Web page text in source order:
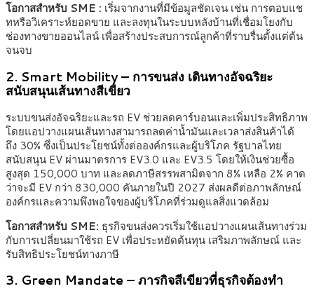
โอกาสสำหรับ SME : เริ่มจากงานที่มีข้อมูลชัดเจน เช่น การตอบแช
ทหรือวิเคราะห์ยอดขาย และลงทุนในระบบหลังบ้านที่เชื่อมโยงกับ
ช่องทางขายออนไลน์ เพื่อสร้างประสบการณ์ลูกค้าที่ราบรื่นตั้งแต่ต้น
จนจบ
2. Smart Mobility – การขนส่ง เดินทางอัจฉริยะ
สนับสนุนเส้นทางสีเขียว
ระบบขนส่งอัจฉริยะและรถ EV ช่วยลดคาร์บอนและเพิ่มประสิทธิภาพ
โดยแอปวางแผนเส้นทางสามารถลดค่าน้ำมันและเวลาส่งสินค้าได้
ถึง 30% ซึ่งเป็นประโยชน์ทั้งต่อองค์กรและผู้บริโภค รัฐบาลไทย
สนับสนุน EV ผ่านมาตรการ EV3.0 และ EV3.5 โดยให้เงินช่วยซื้อ
สูงสุด 150,000 บาท และลดภาษีสรรพสามิตจาก 8% เหลือ 2% คาด
ว่าจะมี EV กว่า 830,000 คันภายในปี 2027 ส่งผลดีต่อภาพลักษณ์
องค์กรและความพึงพอใจของผู้บริโภคที่ร่วมดูแลสิ่งแวดล้อม
โอกาสสำหรับ SME: ธุรกิจขนส่งควรเริ่มใช้แอปวางแผนเส้นทางร่วม
กับการเปลี่ยนมาใช้รถ EV เพื่อประหยัดต้นทุน เสริมภาพลักษณ์ และ
รับสิทธิประโยชน์ทางภาษี
3. Green Mandate – ภารกิจสีเขียวที่ธุรกิจต้องทำ